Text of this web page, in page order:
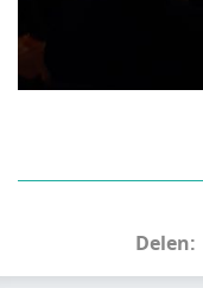
Delen: